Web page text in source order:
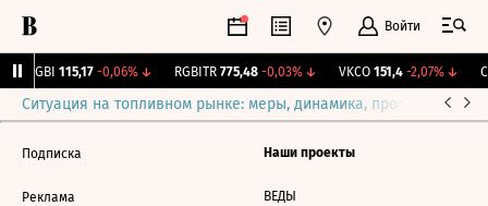
Войти
RGBI 115,17 -0,06%↓ RGBITR 775,48 -0,03%↓ VKCO 151,4 -2,07%↓
Ситуация на топливном рынке: меры, динамика, прогнозы
Подписка
Реклама
Наши проекты
ВЕДЫ